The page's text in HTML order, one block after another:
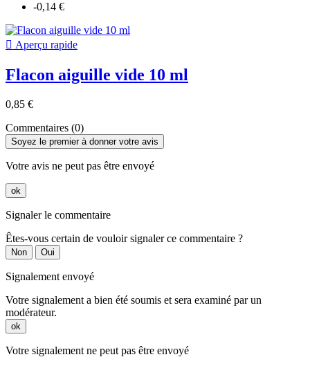
-0,14 €
 Aperçu rapide
Flacon aiguille vide 10 ml
0,85 €
Commentaires (0)
Soyez le premier à donner votre avis
Votre avis ne peut pas être envoyé
ok
Signaler le commentaire
Êtes-vous certain de vouloir signaler ce commentaire ?
Non Oui
Signalement envoyé
Votre signalement a bien été soumis et sera examiné par un
modérateur.
ok
Votre signalement ne peut pas être envoyé